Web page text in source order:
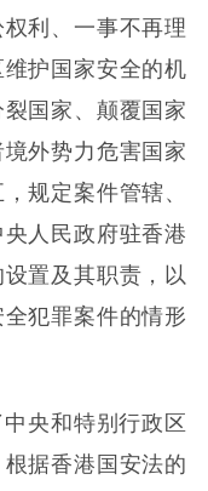
利、一事不再理
护国家安全的机
国家、颠覆国家
外势力危害国家
规定案件管辖、
人民政府驻香港
置及其职责，以
犯罪案件的情形
央和特别行政区
据香港国安法的